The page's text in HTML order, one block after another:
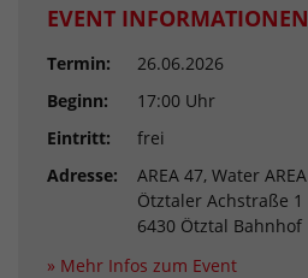
EVENT INFORMATIONEN
Termin:
26.06.2026
Beginn:
17:00 Uhr
Eintritt:
frei
Adresse:
AREA 47, Water AREA
Ötztaler Achstraße 1
6430 Ötztal Bahnhof
» Mehr Infos zum Event